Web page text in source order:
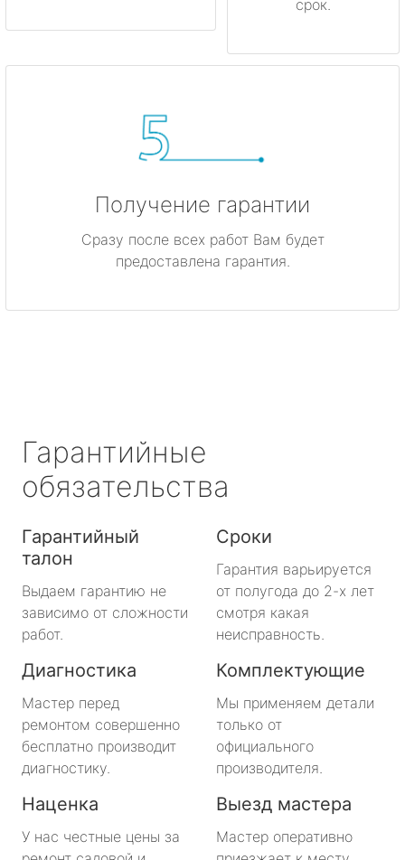
срок.
Получение гарантии
Сразу после всех работ Вам будет
предоставлена гарантия.
Гарантийные
обязательства
Гарантийный
талон
Выдаем гарантию не
зависимо от сложности
работ.
Сроки
Гарантия варьируется
от полугода до 2-х лет
смотря какая
неисправность.
Диагностика
Мастер перед
ремонтом совершенно
бесплатно производит
диагностику.
Комплектующие
Мы применяем детали
только от
официального
производителя.
Наценка
У нас честные цены за
Выезд мастера
Мастер оперативно